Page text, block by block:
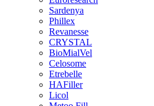
Sardenya
Phillex
Revanesse
CRYSTAL
BioMialVel
Celosome
Etrebelle
HAFiller
Licol